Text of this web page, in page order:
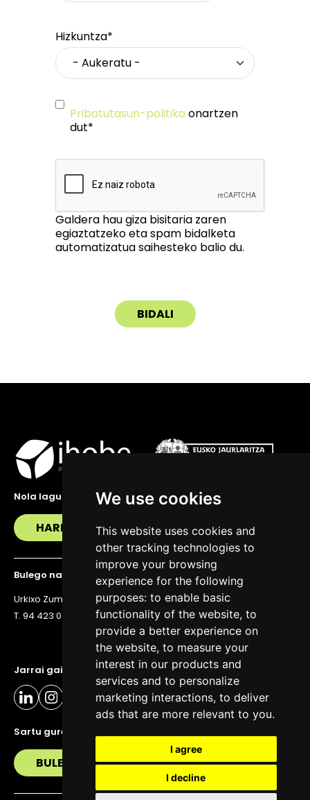
We use cookies
This website uses cookies and
other tracking technologies to
improve your browsing
experience for the following
purposes: to enable basic
functionality of the website, to
provide a better experience on
the website, to measure your
interest in our products and
services and to personalize
marketing interactions, to deliver
ads that are more relevant to you.
I agree
I decline
Hizkuntza*
Pribatutasun-politika onartzen
dut*
Galdera hau giza bisitaria zaren
egiaztatzeko eta spam bidalketa
automatizatua saihesteko balio du.
Jarrai gaitzazu eguneratuta egoteko
Sartu gure buletinera
BULETIN
Nola lagundu zaitzakegu?
HARREMANETAN JARRI
Bulego nagusia
Urkixo Zumarkalea 36, 6. solairua, 48011 Bilbo
T. 94 423 07 43